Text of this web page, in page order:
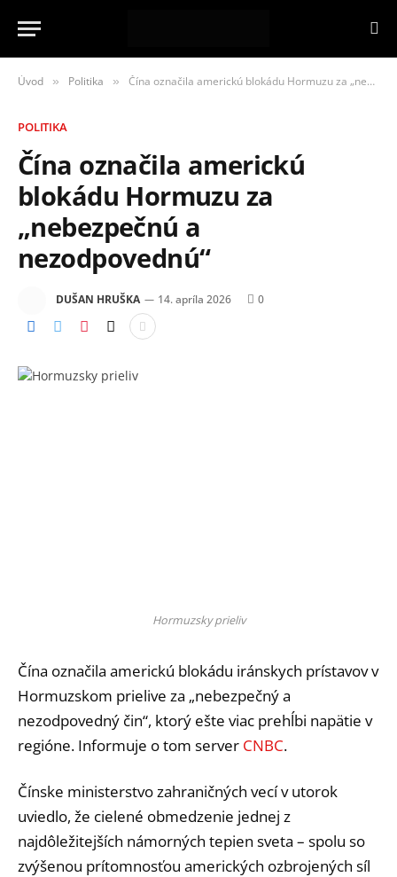
Úvod » Politika » Čína označila americkú blokádu Hormuzu za „nebezpečnú a nezodpovednú“
POLITIKA
Čína označila americkú
blokádu Hormuzu za
„nebezpečnú a
nezodpovednú“
DUŠAN HRUŠKA 14. apríla 2026 0
Hormuzsky prieliv
Čína označila americkú blokádu iránskych prístavov v
Hormuzskom prielive za „nebezpečný a
nezodpovedný čin“, ktorý ešte viac prehĺbi napätie v
regióne. Informuje o tom server CNBC.
Čínske ministerstvo zahraničných vecí v utorok
uviedlo, že cielené obmedzenie jednej z
najdôležitejších námorných tepien sveta – spolu so
zvýšenou prítomnosťou amerických ozbrojených síl